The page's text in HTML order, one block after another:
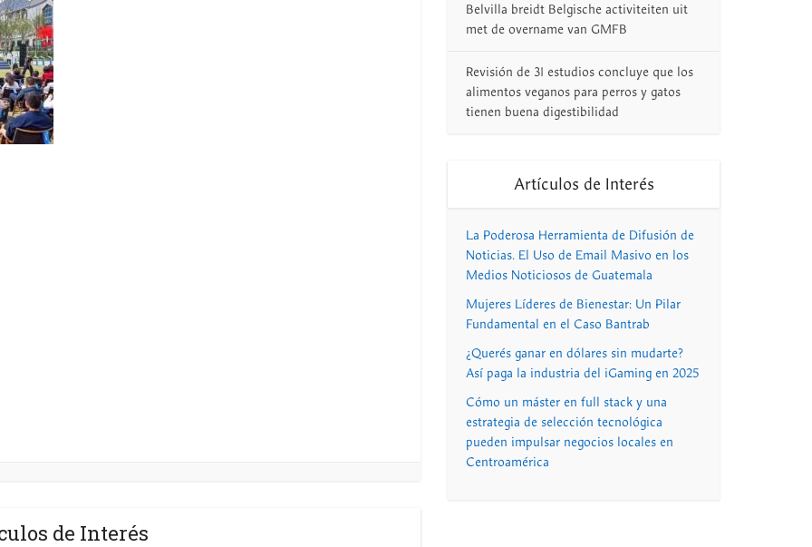
de Interés
Belvilla breidt Belgische activiteiten uit
met de overname van GMFB
Revisión de 31 estudios concluye que los
alimentos veganos para perros y gatos
tienen buena digestibilidad
Artículos de Interés
La Poderosa Herramienta de Difusión de
Noticias. El Uso de Email Masivo en los
Medios Noticiosos de Guatemala
Mujeres Líderes de Bienestar: Un Pilar
Fundamental en el Caso Bantrab
¿Querés ganar en dólares sin mudarte?
Así paga la industria del iGaming en 2025
Cómo un máster en full stack y una
estrategia de selección tecnológica
pueden impulsar negocios locales en
Centroamérica